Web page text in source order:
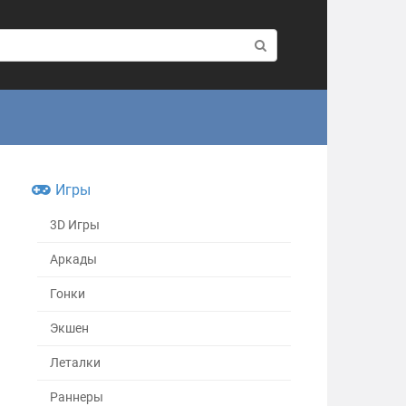
Игры
3D Игры
Аркады
Гонки
Экшен
Леталки
Раннеры